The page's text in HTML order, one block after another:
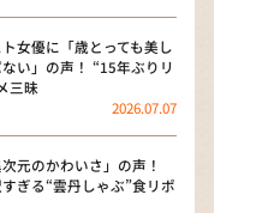
夢のカタチ～
らっしゃい！
本館
女優に「歳とっても美し
い」の声！ “15年ぶりリ
三昧
2026.07.07
元のかわいさ」の声！
ぎる“雲丹しゃぶ”食リポ